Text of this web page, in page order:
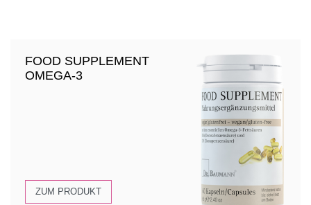
FOOD SUPPLEMENT
OMEGA-3
ZUM PRODUKT